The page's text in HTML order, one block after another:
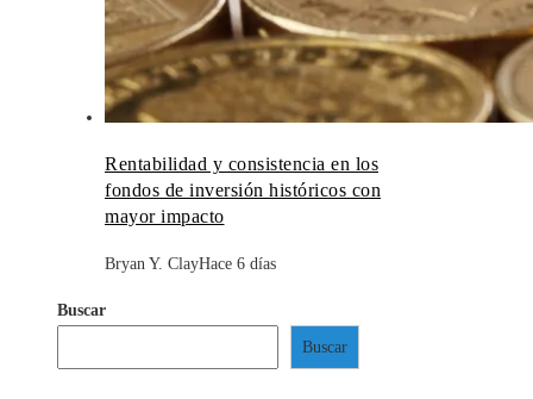
Rentabilidad y consistencia en los
fondos de inversión históricos con
mayor impacto
Bryan Y. ClayHace 6 días
Buscar
Buscar